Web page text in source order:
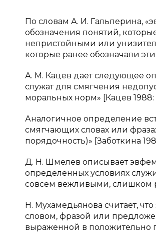
По словам А. И. Гальперина,
обозначения понятий,
непристойными или
которые ранее обозначали
А. М. Кацев дает следующее
служат для смягчения
моральных норм» [Кацев 1988:
Аналогичное определение
смягчающих словах или
порядочность)» [Заботкина
Д. Н. Шмелев описывает
определенных условиях
совсем вежливыми, слишком
Н. Мухамедьянова считает,
словом, фразой или
выраженной в положительно